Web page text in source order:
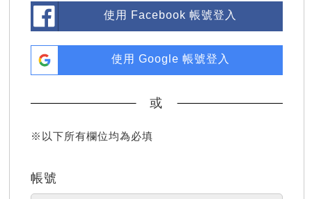
使用 Facebook 帳號登入
使用 Google 帳號登入
或
※以下所有欄位均為必填
帳號